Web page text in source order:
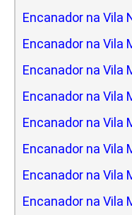
Encanador na Vila
Encanador na Vila
Encanador na Vila
Encanador na Vila
Encanador na Vila
Encanador na Vila
Encanador na Vila
Encanador na Vila